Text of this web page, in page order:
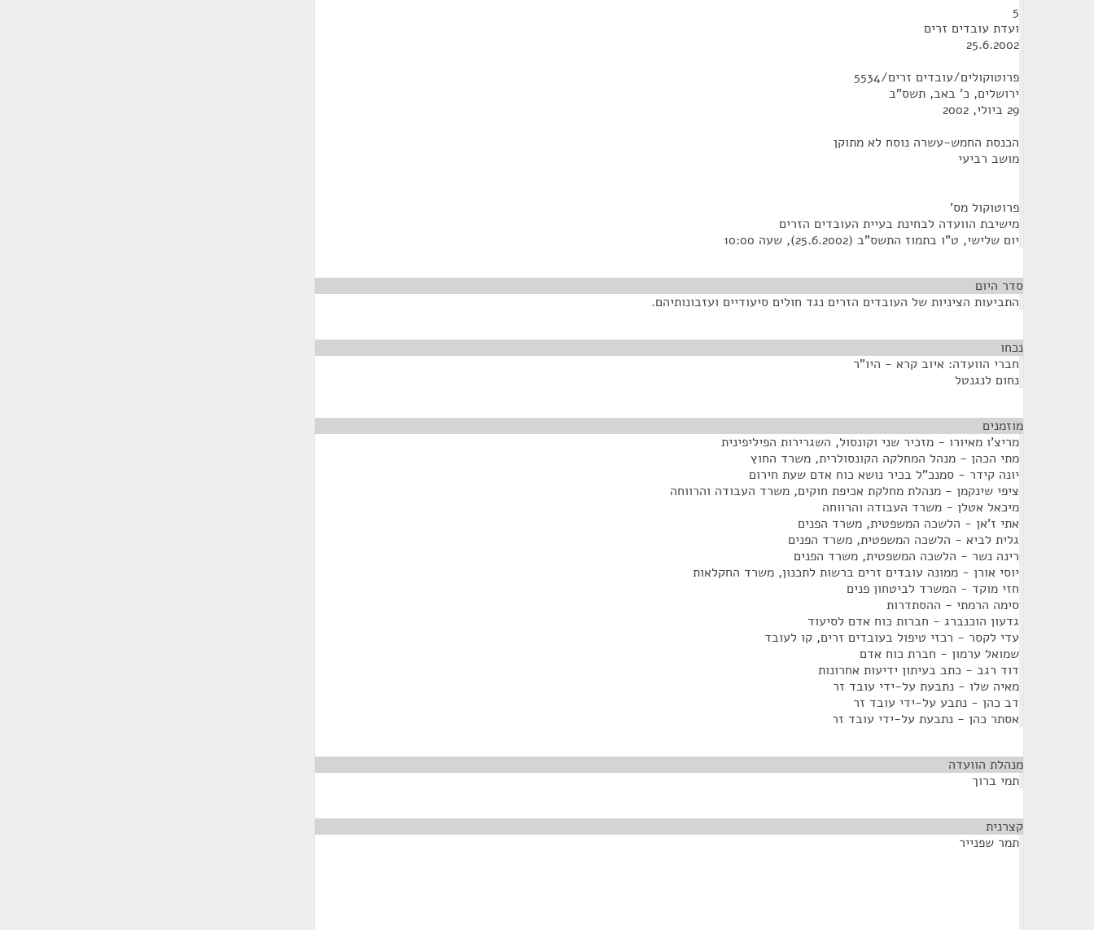
5
ועדת עובדים זרים
25.6.2002
פרוטוקולים/עובדים זרים/5534
ירושלים, כ' באב, תשס"ב
29 ביולי, 2002
הכנסת החמש-עשרה נוסח לא מתוקן
מושב רביעי
פרוטוקול מס'
מישיבת הוועדה לבחינת בעיית העובדים הזרים
יום שלישי, ט"ו בתמוז התשס"ב (25.6.2002), שעה 10:00
סדר היום
התביעות הציניות של העובדים הזרים נגד חולים סיעודיים ועזבונותיהם.
נכחו
חברי הוועדה: איוב קרא - היו"ר
נחום לנגנטל
מוזמנים
מריצ'ו מאיורו - מזכיר שני וקונסול, השגרירות הפיליפינית
מתי הכהן - מנהל המחלקה הקונסולרית, משרד החוץ
יונה קידר - סמנכ"ל בכיר נושא כוח אדם שעת חירום
ציפי שינקמן - מנהלת מחלקת אכיפת חוקים, משרד העבודה והרווחה
מיכאל אטלן - משרד העבודה והרווחה
אתי ז'אן - הלשכה המשפטית, משרד הפנים
גלית לביא - הלשכה המשפטית, משרד הפנים
רינה נשר - הלשכה המשפטית, משרד הפנים
יוסי אורן - ממונה עובדים זרים ברשות לתכנון, משרד החקלאות
חזי מוקד - המשרד לביטחון פנים
סימה הרמתי - ההסתדרות
גדעון הוכנברג - חברות כוח אדם לסיעוד
עדי לקסר - רכזי טיפול בעובדים זרים, קו לעובד
שמואל ערמון - חברת כוח אדם
דוד רגב - כתב בעיתון ידיעות אחרונות
מאיה שלו - נתבעת על-ידי עובד זר
דב כהן - נתבע על-ידי עובד זר
אסתר כהן - נתבעת על-ידי עובד זר
מנהלת הוועדה
תמי ברוך
קצרנית
תמר שפנייר